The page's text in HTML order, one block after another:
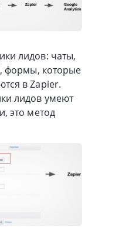
лидов: чаты,
формы, которые
в Zapier.
лидов умеют
это метод